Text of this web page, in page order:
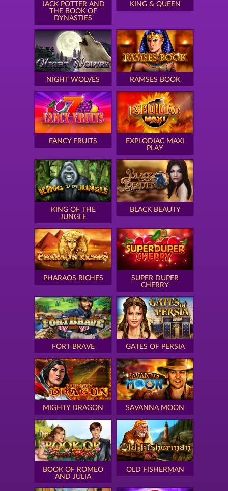
JACK POTTER AND
THE BOOK OF
DYNASTIES
KING & QUEEN
NIGHT WOLVES RAMSES BOOK
FANCY FRUITS
EXPLODIAC MAXI
PLAY
KING OF THE
JUNGLE
BLACK BEAUTY
PHARAOS RICHES
SUPER DUPER
CHERRY
FORT BRAVE GATES OF PERSIA
MIGHTY DRAGON SAVANNA MOON
BOOK OF ROMEO
AND JULIA
OLD FISHERMAN